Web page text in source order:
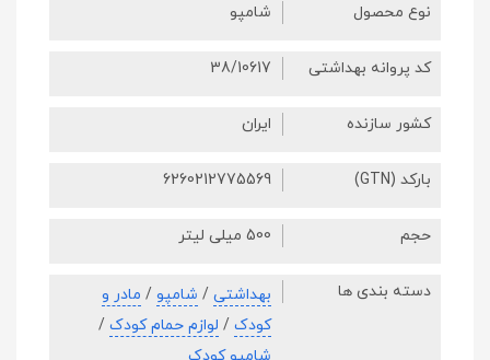
نوع محصول شامپو
کد پروانه بهداشتی 38/10617
کشور سازنده ایران
بارکد (GTN) 6260212775569
حجم 500 میلی لیتر
دسته بندی ها بهداشتی / شامپو / مادر و
کودک / لوازم حمام کودک /
شامپو کودک